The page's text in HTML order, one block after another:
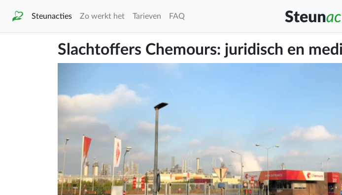
Steunacties Zo werkt het Tarieven FAQ
Slachtoffers Chemours: juridisch en